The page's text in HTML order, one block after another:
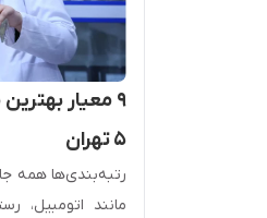
۹ معیار
۵ تهران
رتبه­‌بندی‌ها همه
مانند اتومبیل،